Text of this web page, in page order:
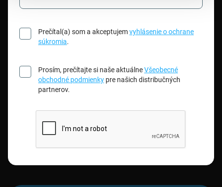
Prečítal(a) som a akceptujemvyhlásenie o ochrane
súkromia.
Prosím, prečítajte si naše aktuálneVšeobecné
obchodné podmienky pre našich distribučných
partnerov.